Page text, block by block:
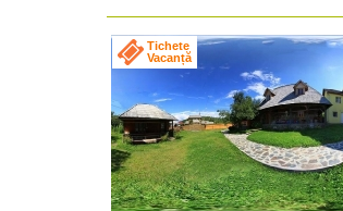
Tichete
Vacanță